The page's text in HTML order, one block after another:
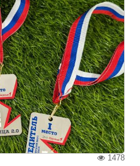
1478